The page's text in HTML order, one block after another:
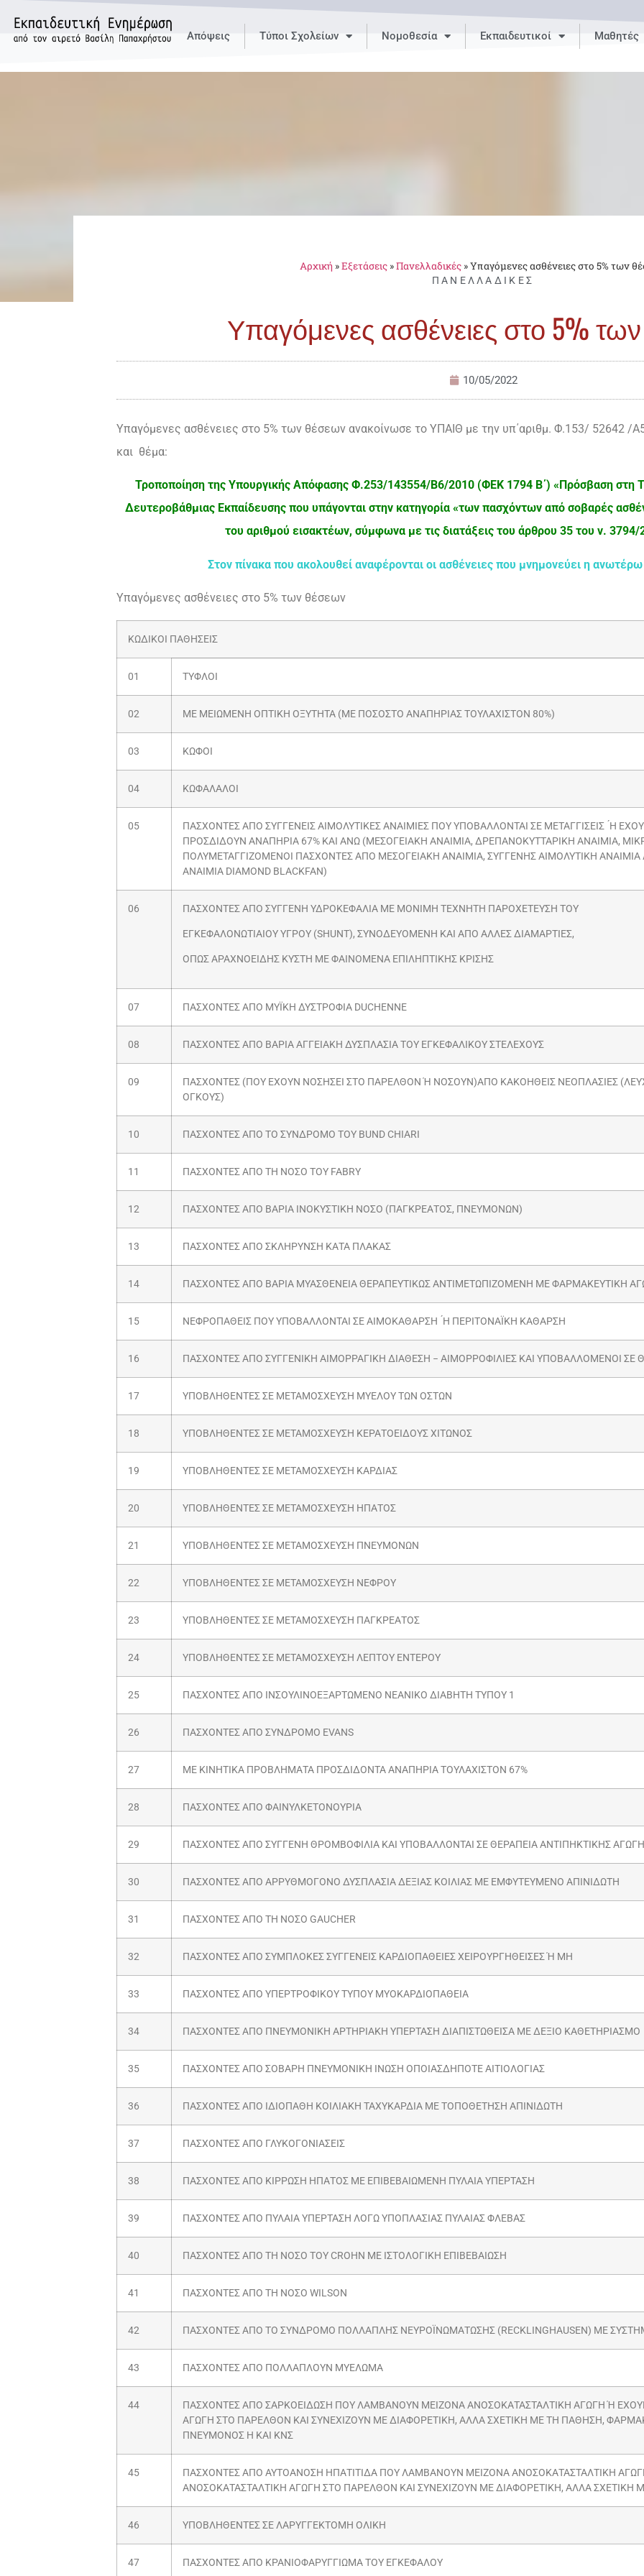
Απόψεις Τύποι Σχολείων Νομοθεσία Εκπαιδευτικοί Μαθητές
Αρχική »Εξετάσεις»Πανελλαδικές»Υπαγόμενες ασθένειες στο 5% των
ΠΑΝΕΛΛΑΔΙΚΈΣ
Υπαγόμενες ασθένειες στο 5%
10/05/2022
Υπαγόμενες ασθένειες στο 5% των θέσεων ανακοίνωσε το ΥΠΑΙΘ με την υπ΄αριθμ. Φ.153/ 52642 /
και θέμα:
Τροποποίηση της Υπουργικής Απόφασης Φ.253/143554/Β6/2010 (ΦΕΚ 1794 Β΄) «Πρόσβαση στη
Δευτεροβάθμιας Εκπαίδευσης που υπάγονται στην κατηγορία «των πασχόντων από σοβαρές
του αριθμού εισακτέων, σύμφωνα με τις διατάξεις του άρθρου 35 του ν.
Στον πίνακα που ακολουθεί αναφέρονται οι ασθένειες που μνημονεύει η
Υπαγόμενες ασθένειες στο 5% των θέσεων
ΚΩΔΙΚΟΙ ΠΑΘΗΣΕΙΣ
01 ΤΥΦΛΟΙ
02 ΜΕ ΜΕΙΩΜΕΝΗ ΟΠΤΙΚΗ ΟΞΥΤΗΤΑ (ΜΕ ΠΟΣΟΣΤΟ ΑΝΑΠΗΡΙΑΣ ΤΟΥΛΑΧΙΣΤΟΝ 80%)
03 ΚΩΦΟΙ
04 ΚΩΦΑΛΑΛΟΙ
05
ΠΑΣΧΟΝΤΕΣ ΑΠΟ ΣΥΓΓΕΝΕΙΣ ΑΙΜΟΛΥΤΙΚΕΣ ΑΝΑΙΜΙΕΣ ΠΟΥ ΥΠΟΒΑΛΛΟΝΤΑΙ ΣΕ ΜΕΤΑΓΓΙΣΕΙΣ ́Η
ΠΡΟΣΔΙΔΟΥΝ ΑΝΑΠΗΡΙΑ 67% ΚΑΙ ΑΝΩ (ΜΕΣΟΓΕΙΑΚΗ ΑΝΑΙΜΙΑ, ΔΡΕΠΑΝΟΚΥΤΤΑΡΙΚΗ ΑΝΑΙΜΙΑ,
ΠΟΛΥΜΕΤΑΓΓΙΖΟΜΕΝΟΙ ΠΑΣΧΟΝΤΕΣ ΑΠΟ ΜΕΣΟΓΕΙΑΚΗ ΑΝΑΙΜΙΑ, ΣΥΓΓΕΝΗΣ ΑΙΜΟΛΥΤΙΚΗ
ΑΝΑΙMIA DIAMOND BLACKFAN)
06 ΠΑΣΧΟΝΤΕΣ ΑΠΟ ΣΥΓΓΕΝΗ ΥΔΡΟΚΕΦΑΛΙΑ ΜΕ ΜΟΝΙΜΗ ΤΕΧΝΗΤΗ ΠΑΡΟΧΕΤΕΥΣΗ ΤΟΥ
ΕΓΚΕΦΑΛΟΝΩΤΙΑΙΟΥ ΥΓΡΟΥ (SHUNT), ΣΥΝΟΔΕΥΟΜΕΝΗ ΚΑΙ ΑΠΟ ΑΛΛΕΣ ΔΙΑΜΑΡΤΙΕΣ,
ΟΠΩΣ ΑΡΑΧΝΟΕΙΔΗΣ ΚΥΣΤΗ ΜΕ ΦΑΙΝΟΜΕΝΑ ΕΠΙΛΗΠΤΙΚΗΣ ΚΡΙΣΗΣ
07 ΠΑΣΧΟΝΤΕΣ ΑΠΟ ΜΥΪΚΗ ΔΥΣΤΡΟΦΙΑ DUCHENNE
08 ΠΑΣΧΟΝΤΕΣ ΑΠΟ ΒΑΡΙΑ ΑΓΓΕΙΑΚΗ ΔΥΣΠΛΑΣΙΑ ΤΟΥ ΕΓΚΕΦΑΛΙΚΟΥ ΣΤΕΛΕΧΟΥΣ
09
ΠΑΣΧΟΝΤΕΣ (ΠΟΥ ΕΧΟΥΝ ΝΟΣΗΣΕΙ ΣΤΟ ΠΑΡΕΛΘΟΝ Ή ΝΟΣΟΥΝ)ΑΠΟ ΚΑΚΟΗΘΕΙΣ ΝΕΟΠΛΑΣΙΕΣ
ΟΓΚΟΥΣ)
10 ΠΑΣΧΟΝΤΕΣ ΑΠΟ ΤΟ ΣΥΝΔΡΟΜΟ ΤΟΥ BUND CHIARI
11 ΠΑΣΧΟΝΤΕΣ ΑΠΟ ΤΗ ΝΟΣΟ ΤΟΥ FABRY
12 ΠΑΣΧΟΝΤΕΣ ΑΠΟ ΒΑΡΙΑ ΙΝΟΚΥΣΤΙΚΗ ΝΟΣΟ (ΠΑΓΚΡΕΑΤΟΣ, ΠΝΕΥΜΟΝΩΝ)
13 ΠΑΣΧΟΝΤΕΣ ΑΠΟ ΣΚΛΗΡΥΝΣΗ ΚΑΤΑ ΠΛΑΚΑΣ
14 ΠΑΣΧΟΝΤΕΣ ΑΠΟ ΒΑΡΙΑ ΜΥΑΣΘΕΝΕΙΑ ΘΕΡΑΠΕΥΤΙΚΩΣ ΑΝΤΙΜΕΤΩΠΙΖΟΜΕΝΗ ΜΕ ΦΑΡΜΑΚΕΥΤΙΚΗ
15 ΝΕΦΡΟΠΑΘΕΙΣ ΠΟΥ ΥΠΟΒΑΛΛΟΝΤΑΙ ΣΕ ΑΙΜΟΚΑΘΑΡΣΗ ́Η ΠΕΡΙΤΟΝΑΪΚΗ ΚΑΘΑΡΣΗ
16 ΠΑΣΧΟΝΤΕΣ ΑΠΟ ΣΥΓΓΕΝΙΚΗ ΑΙΜΟΡΡΑΓΙΚΗ ΔΙΑΘΕΣΗ − ΑΙΜΟΡΡΟΦΙΛΙΕΣ ΚΑΙ ΥΠΟΒΑΛΛΟΜΕΝΟΙ
17 ΥΠΟΒΛΗΘΕΝΤΕΣ ΣΕ ΜΕΤΑΜΟΣΧΕΥΣΗ ΜΥΕΛΟΥ ΤΩΝ ΟΣΤΩΝ
18 ΥΠΟΒΛΗΘΕΝΤΕΣ ΣΕ ΜΕΤΑΜΟΣΧΕΥΣΗ ΚΕΡΑΤΟΕΙΔΟΥΣ ΧΙΤΩΝΟΣ
19 ΥΠΟΒΛΗΘΕΝΤΕΣ ΣΕ ΜΕΤΑΜΟΣΧΕΥΣΗ ΚΑΡΔΙΑΣ
20 ΥΠΟΒΛΗΘΕΝΤΕΣ ΣΕ ΜΕΤΑΜΟΣΧΕΥΣΗ ΗΠΑΤΟΣ
21 ΥΠΟΒΛΗΘΕΝΤΕΣ ΣΕ ΜΕΤΑΜΟΣΧΕΥΣΗ ΠΝΕΥΜΟΝΩΝ
22 ΥΠΟΒΛΗΘΕΝΤΕΣ ΣΕ ΜΕΤΑΜΟΣΧΕΥΣΗ ΝΕΦΡΟΥ
23 ΥΠΟΒΛΗΘΕΝΤΕΣ ΣΕ ΜΕΤΑΜΟΣΧΕΥΣΗ ΠΑΓΚΡΕΑΤΟΣ
24 ΥΠΟΒΛΗΘΕΝΤΕΣ ΣΕ ΜΕΤΑΜΟΣΧΕΥΣΗ ΛΕΠΤΟΥ ΕΝΤΕΡΟΥ
25 ΠΑΣΧΟΝΤΕΣ ΑΠΟ ΙΝΣΟΥΛΙΝΟΕΞΑΡΤΩΜΕΝΟ ΝΕΑΝΙΚΟ ΔΙΑΒΗΤΗ ΤΥΠΟΥ 1
26 ΠΑΣΧΟΝΤΕΣ ΑΠΟ ΣΥΝΔΡΟΜΟ EVANS
27 ΜΕ ΚΙΝΗΤΙΚΑ ΠΡΟΒΛΗΜΑΤΑ ΠΡΟΣΔΙΔΟΝΤΑ ΑΝΑΠΗΡΙΑ ΤΟΥΛΑΧΙΣΤΟΝ 67%
28 ΠΑΣΧΟΝΤΕΣ ΑΠΟ ΦΑΙΝΥΛΚΕΤΟΝΟΥΡΙΑ
29 ΠΑΣΧΟΝΤΕΣ ΑΠΟ ΣΥΓΓΕΝΗ ΘΡΟΜΒΟΦΙΛΙΑ ΚΑΙ ΥΠΟΒΑΛΛΟΝΤΑΙ ΣΕ ΘΕΡΑΠΕΙΑ ΑΝΤΙΠΗΚΤΙΚΗΣ
30 ΠΑΣΧΟΝΤΕΣ ΑΠΟ ΑΡΡΥΘΜΟΓΟΝΟ ΔΥΣΠΛΑΣΙΑ ΔΕΞΙΑΣ ΚΟΙΛΙΑΣ ΜΕ ΕΜΦΥΤΕΥΜΕΝΟ ΑΠΙΝΙΔΩΤΗ
31 ΠΑΣΧΟΝΤΕΣ ΑΠΟ ΤΗ ΝΟΣΟ GAUCHER
32 ΠΑΣΧΟΝΤΕΣ ΑΠΟ ΣΥΜΠΛΟΚΕΣ ΣΥΓΓΕΝΕΙΣ ΚΑΡΔΙΟΠΑΘΕΙΕΣ ΧΕΙΡΟΥΡΓΗΘΕΙΣΕΣ Ή ΜΗ
33 ΠΑΣΧΟΝΤΕΣ ΑΠΟ ΥΠΕΡΤΡΟΦΙΚΟΥ ΤΥΠΟΥ ΜΥΟΚΑΡΔΙΟΠΑΘΕΙΑ
34 ΠΑΣΧΟΝΤΕΣ ΑΠΟ ΠΝΕΥΜΟΝΙΚΗ ΑΡΤΗΡΙΑΚΗ ΥΠΕΡΤΑΣΗ ΔΙΑΠΙΣΤΩΘΕΙΣΑ ΜΕ ΔΕΞΙΟ ΚΑΘΕΤΗΡΙΑΣΜΟ
35 ΠΑΣΧΟΝΤΕΣ ΑΠΟ ΣΟΒΑΡΗ ΠΝΕΥΜΟΝΙΚΗ ΙΝΩΣΗ ΟΠΟΙΑΣΔΗΠΟΤΕ ΑΙΤΙΟΛΟΓΙΑΣ
36 ΠΑΣΧΟΝΤΕΣ ΑΠΟ ΙΔΙΟΠΑΘΗ ΚΟΙΛΙΑΚΗ ΤΑΧΥΚΑΡΔΙΑ ΜΕ ΤΟΠΟΘΕΤΗΣΗ ΑΠΙΝΙΔΩΤΗ
37 ΠΑΣΧΟΝΤΕΣ ΑΠΟ ΓΛΥΚΟΓΟΝΙΑΣΕΙΣ
38 ΠΑΣΧΟΝΤΕΣ ΑΠΟ ΚΙΡΡΩΣΗ ΗΠΑΤΟΣ ΜΕ ΕΠΙΒΕΒΑΙΩΜΕΝΗ ΠΥΛΑΙΑ ΥΠΕΡΤΑΣΗ
39 ΠΑΣΧΟΝΤΕΣ ΑΠΟ ΠΥΛΑΙΑ ΥΠΕΡΤΑΣΗ ΛΟΓΩ ΥΠΟΠΛΑΣΙΑΣ ΠΥΛΑΙΑΣ ΦΛΕΒΑΣ
40 ΠΑΣΧΟΝΤΕΣ ΑΠΟ ΤΗ ΝΟΣΟ TOY CROHN ΜΕ ΙΣΤΟΛΟΓΙΚΗ ΕΠΙΒΕΒΑΙΩΣΗ
41 ΠΑΣΧΟΝΤΕΣ ΑΠΟ ΤΗ ΝΟΣΟ WILSON
42 ΠΑΣΧΟΝΤΕΣ ΑΠΟ ΤΟ ΣΥΝΔΡΟΜΟ ΠΟΛΛΑΠΛΗΣ ΝΕΥΡΟΪΝΩΜΑΤΩΣΗΣ (RECKLINGHAUSEN) ΜΕ
43 ΠΑΣΧΟΝΤΕΣ ΑΠΟ ΠΟΛΛΑΠΛΟΥΝ ΜΥΕΛΩΜΑ
44
ΠΑΣΧΟΝΤΕΣ ΑΠΟ ΣΑΡΚΟΕΙΔΩΣΗ ΠΟΥ ΛΑΜΒΑΝΟΥΝ ΜΕΙΖΟΝΑ ΑΝΟΣΟΚΑΤΑΣΤΑΛΤΙΚΗ ΑΓΩΓΗ Ή
ΑΓΩΓΗ ΣΤΟ ΠΑΡΕΛΘΟΝ ΚΑΙ ΣΥΝΕΧΙΖΟΥΝ ΜΕ ΔΙΑΦΟΡΕΤΙΚΗ, ΑΛΛΑ ΣΧΕΤΙΚΗ ΜΕ ΤΗ ΠΑΘΗΣΗ,
ΠΝΕΥΜΟΝΟΣ Η ΚΑΙ ΚΝΣ
45
ΠΑΣΧΟΝΤΕΣ ΑΠΟ ΑΥΤΟΑΝΟΣΗ ΗΠΑΤΙΤΙΔΑ ΠΟΥ ΛΑΜΒΑΝΟΥΝ ΜΕΙΖΟΝΑ ΑΝΟΣΟΚΑΤΑΣΤΑΛΤΙΚΗ
ΑΝΟΣΟΚΑΤΑΣΤΑΛΤΙΚΗ ΑΓΩΓΗ ΣΤΟ ΠΑΡΕΛΘΟΝ ΚΑΙ ΣΥΝΕΧΙΖΟΥΝ ΜΕ ΔΙΑΦΟΡΕΤΙΚΗ, ΑΛΛΑ
46 ΥΠΟΒΛΗΘΕΝΤΕΣ ΣΕ ΛΑΡΥΓΓΕΚΤΟΜΗ ΟΛΙΚΗ
47 ΠΑΣΧΟΝΤΕΣ ΑΠΟ ΚΡΑΝΙΟΦΑΡΥΓΓΙΩΜΑ ΤΟΥ ΕΓΚΕΦΑΛΟΥ